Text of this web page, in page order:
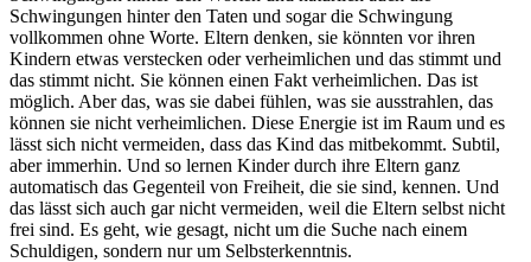
Schwingungen hinter den Taten und sogar die Schwingung
vollkommen ohne Worte. Eltern denken, sie könnten vor ihren
Kindern etwas verstecken oder verheimlichen und das stimmt und
das stimmt nicht. Sie können einen Fakt verheimlichen. Das ist
möglich. Aber das, was sie dabei fühlen, was sie ausstrahlen, das
können sie nicht verheimlichen. Diese Energie ist im Raum und es
lässt sich nicht vermeiden, dass das Kind das mitbekommt. Subtil,
aber immerhin. Und so lernen Kinder durch ihre Eltern ganz
automatisch das Gegenteil von Freiheit, die sie sind, kennen. Und
das lässt sich auch gar nicht vermeiden, weil die Eltern selbst nicht
frei sind. Es geht, wie gesagt, nicht um die Suche nach einem
Schuldigen, sondern nur um Selbsterkenntnis.